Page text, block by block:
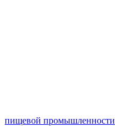
пищевой промышленности